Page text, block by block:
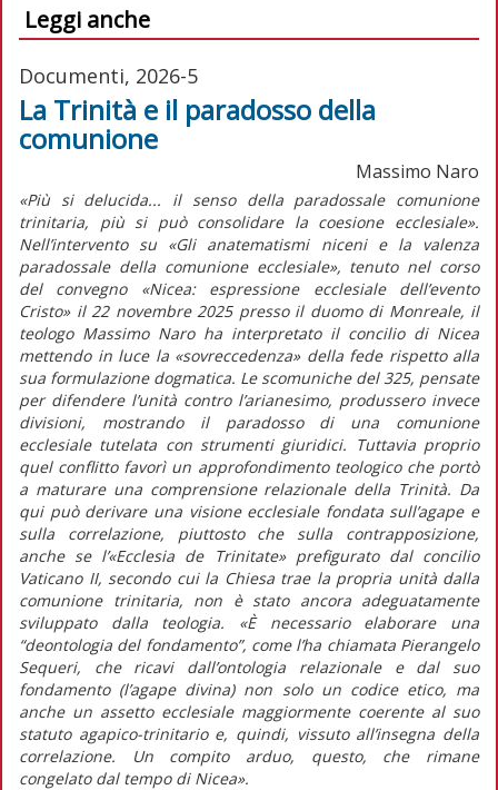
Leggi anche
Documenti, 2026-5
La Trinità e il paradosso della
comunione
Massimo Naro
«Più si delucida... il senso della paradossale comunione
trinitaria, più si può consolidare la coesione ecclesiale».
Nell’intervento su «Gli anatematismi niceni e la valenza
paradossale della comunione ecclesiale», tenuto nel corso
del convegno «Nicea: espressione ecclesiale dell’evento
Cristo» il 22 novembre 2025 presso il duomo di Monreale, il
teologo Massimo Naro ha interpretato il concilio di Nicea
mettendo in luce la «sovreccedenza» della fede rispetto alla
sua formulazione dogmatica. Le scomuniche del 325, pensate
per difendere l’unità contro l’arianesimo, produssero invece
divisioni, mostrando il paradosso di una comunione
ecclesiale tutelata con strumenti giuridici. Tuttavia proprio
quel conflitto favorì un approfondimento teologico che portò
a maturare una comprensione relazionale della Trinità. Da
qui può derivare una visione ecclesiale fondata sull’agape e
sulla correlazione, piuttosto che sulla contrapposizione,
anche se l’«Ecclesia de Trinitate» prefigurato dal concilio
Vaticano II, secondo cui la Chiesa trae la propria unità dalla
comunione trinitaria, non è stato ancora adeguatamente
sviluppato dalla teologia. «È necessario elaborare una
“deontologia del fondamento”, come l’ha chiamata Pierangelo
Sequeri, che ricavi dall’ontologia relazionale e dal suo
fondamento (l’agape divina) non solo un codice etico, ma
anche un assetto ecclesiale maggiormente coerente al suo
statuto agapico-trinitario e, quindi, vissuto all’insegna della
correlazione. Un compito arduo, questo, che rimane
congelato dal tempo di Nicea».